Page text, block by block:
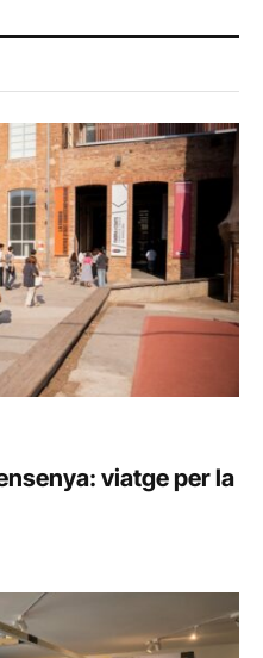
viatge per la